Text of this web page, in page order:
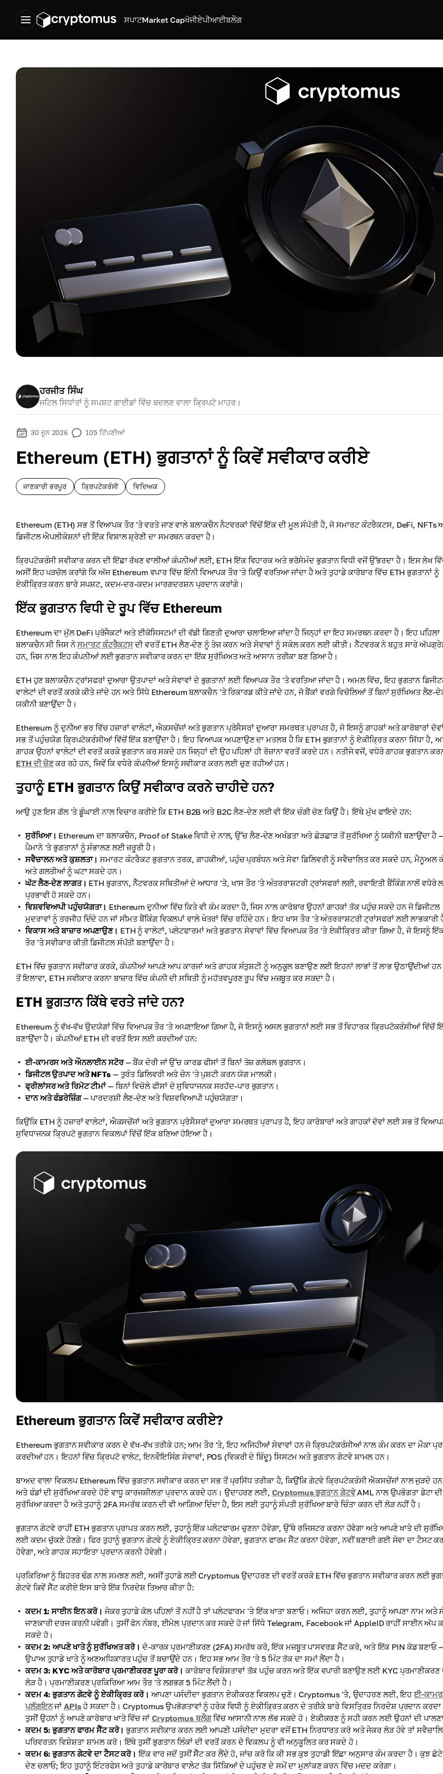
ਸਪਾਟMarket Capਖੋਜੀਏਪੀਆਈਬਲੌਗ
ਹਰਜੀਤ ਸਿੰਘ
ਜਟਿਲ ਸਿਧਾਂਤਾਂ ਨੂੰ ਸਪਸ਼ਟ ਗਾਈਡਾਂ ਵਿੱਚ ਬਦਲਣ ਵਾਲਾ ਕ੍ਰਿਪਟੋ ਮਾਹਰ।
30 ਜੂਨ 2026 105 ਟਿੱਪਣੀਆਂ
Ethereum (ETH) ਭੁਗਤਾਨਾਂ ਨੂੰ ਕਿਵੇਂ ਸਵੀਕਾਰ ਕਰੀਏ
ਜਾਣਕਾਰੀ ਭਰਪੂਰ ਕ੍ਰਿਪਟੋਕਰੰਸੀ ਵਿਦਿਅਕ
Ethereum (ETH) ਸਭ ਤੋਂ ਵਿਆਪਕ ਤੌਰ 'ਤੇ ਵਰਤੇ ਜਾਣ ਵਾਲੇ ਬਲਾਕਚੈਨ ਨੈਟਵਰਕਾਂ ਵਿੱਚੋਂ ਇੱਕ ਦੀ ਮੂਲ ਸੰਪੱਤੀ ਹੈ, ਜੋ ਸਮਾਰਟ ਕੰਟਰੈਕਟਸ, DeFi, NFTs
ਡਿਜੀਟਲ ਐਪਲੀਕੇਸ਼ਨਾਂ ਦੀ ਇੱਕ ਵਿਸ਼ਾਲ ਸ਼੍ਰੇਣੀ ਦਾ ਸਮਰਥਨ ਕਰਦਾ ਹੈ।
ਕ੍ਰਿਪਟੋਕਰੰਸੀ ਸਵੀਕਾਰ ਕਰਨ ਦੀ ਇੱਛਾ ਰੱਖਣ ਵਾਲੀਆਂ ਕੰਪਨੀਆਂ ਲਈ, ETH ਇੱਕ ਵਿਹਾਰਕ ਅਤੇ ਭਰੋਸੇਮੰਦ ਭੁਗਤਾਨ ਵਿਧੀ ਵਜੋਂ ਉੱਭਰਦਾ ਹੈ। ਇਸ ਲੇਖ
ਅਸੀਂ ਇਹ ਪੜਚੋਲ ਕਰਾਂਗੇ ਕਿ ਅੱਜ Ethereum ਵਪਾਰ ਵਿੱਚ ਇੰਨੀ ਵਿਆਪਕ ਤੌਰ 'ਤੇ ਕਿਉਂ ਵਰਤਿਆ ਜਾਂਦਾ ਹੈ ਅਤੇ ਤੁਹਾਡੇ ਕਾਰੋਬਾਰ ਵਿੱਚ ETH ਭੁਗਤਾਨਾਂ ਨੂੰ
ਏਕੀਕ੍ਰਿਤ ਕਰਨ ਬਾਰੇ ਸਪਸ਼ਟ, ਕਦਮ-ਦਰ-ਕਦਮ ਮਾਰਗਦਰਸ਼ਨ ਪ੍ਰਦਾਨ ਕਰਾਂਗੇ।
ਇੱਕ ਭੁਗਤਾਨ ਵਿਧੀ ਦੇ ਰੂਪ ਵਿੱਚ Ethereum
Ethereum ਦਾ ਮੁੱਲ DeFi ਪ੍ਰੋਜੈਕਟਾਂ ਅਤੇ ਈਕੋਸਿਸਟਮਾਂ ਦੀ ਵੱਡੀ ਗਿਣਤੀ ਦੁਆਰਾ ਚਲਾਇਆ ਜਾਂਦਾ ਹੈ ਜਿਨ੍ਹਾਂ ਦਾ ਇਹ ਸਮਰਥਨ ਕਰਦਾ ਹੈ। ਇਹ ਪਹਿਲਾ
ਬਲਾਕਚੈਨ ਸੀ ਜਿਸ ਨੇਸਮਾਰਟ ਕੰਟਰੈਕਟਸਦੀ ਵਰਤੋਂ ETH ਲੈਣ-ਦੇਣ ਨੂੰ ਤੇਜ਼ ਕਰਨ ਅਤੇ ਸੇਵਾਵਾਂ ਨੂੰ ਸਕੇਲ ਕਰਨ ਲਈ ਕੀਤੀ। ਨੈੱਟਵਰਕ ਨੇ ਬਹੁਤ ਸਾਰੇ
ਹਨ, ਜਿਸ ਨਾਲ ਇਹ ਕੰਪਨੀਆਂ ਲਈ ਭੁਗਤਾਨ ਸਵੀਕਾਰ ਕਰਨ ਦਾ ਇੱਕ ਸੁਰੱਖਿਅਤ ਅਤੇ ਆਸਾਨ ਤਰੀਕਾ ਬਣ ਗਿਆ ਹੈ।
ETH ਹੁਣ ਬਲਾਕਚੈਨ ਟ੍ਰਾਂਸਫਰਾਂ ਦੁਆਰਾ ਉਤਪਾਦਾਂ ਅਤੇ ਸੇਵਾਵਾਂ ਦੇ ਭੁਗਤਾਨਾਂ ਲਈ ਵਿਆਪਕ ਤੌਰ 'ਤੇ ਵਰਤਿਆ ਜਾਂਦਾ ਹੈ। ਅਮਲ ਵਿੱਚ, ਇਹ ਭੁਗਤਾਨ
ਵਾਲੇਟਾਂ ਦੀ ਵਰਤੋਂ ਕਰਕੇ ਕੀਤੇ ਜਾਂਦੇ ਹਨ ਅਤੇ ਸਿੱਧੇ Ethereum ਬਲਾਕਚੈਨ 'ਤੇ ਰਿਕਾਰਡ ਕੀਤੇ ਜਾਂਦੇ ਹਨ, ਜੋ ਬੈਂਕਾਂ ਵਰਗੇ ਵਿਚੋਲਿਆਂ ਤੋਂ ਬਿਨਾਂ ਸੁਰੱਖਿਅਤ ਲੈਣ-
ਯਕੀਨੀ ਬਣਾਉਂਦਾ ਹੈ।
Ethereum ਨੂੰ ਦੁਨੀਆ ਭਰ ਵਿੱਚ ਹਜ਼ਾਰਾਂ ਵਾਲੇਟਾਂ, ਐਕਸਚੇਂਜਾਂ ਅਤੇ ਭੁਗਤਾਨ ਪ੍ਰੋਸੈਸਰਾਂ ਦੁਆਰਾ ਸਮਰਥਤ ਪ੍ਰਾਪਤ ਹੈ, ਜੋ ਇਸਨੂੰ ਗਾਹਕਾਂ ਅਤੇ ਕਾਰੋਬਾਰਾਂ
ਸਭ ਤੋਂ ਪਹੁੰਚਯੋਗ ਕ੍ਰਿਪਟੋਕਰੰਸੀਆਂ ਵਿੱਚੋਂ ਇੱਕ ਬਣਾਉਂਦਾ ਹੈ। ਇਹ ਵਿਆਪਕ ਅਪਣਾਉਣ ਦਾ ਮਤਲਬ ਹੈ ਕਿ ETH ਭੁਗਤਾਨਾਂ ਨੂੰ ਏਕੀਕ੍ਰਿਤ ਕਰਨਾ ਸਿੱਧਾ ਹੈ,
ਗਾਹਕ ਉਹਨਾਂ ਵਾਲੇਟਾਂ ਦੀ ਵਰਤੋਂ ਕਰਕੇ ਭੁਗਤਾਨ ਕਰ ਸਕਦੇ ਹਨ ਜਿਨ੍ਹਾਂ ਦੀ ਉਹ ਪਹਿਲਾਂ ਹੀ ਰੋਜ਼ਾਨਾ ਵਰਤੋਂ ਕਰਦੇ ਹਨ। ਨਤੀਜੇ ਵਜੋਂ, ਵਧੇਰੇ ਗਾਹਕ ਭੁਗਤਾਨ
ETH ਦੀ ਚੋਣਕਰ ਰਹੇ ਹਨ, ਜਿਵੇਂ ਕਿ ਵਧੇਰੇ ਕੰਪਨੀਆਂ ਇਸਨੂੰ ਸਵੀਕਾਰ ਕਰਨ ਲਈ ਚੁਣ ਰਹੀਆਂ ਹਨ।
ਤੁਹਾਨੂੰ ETH ਭੁਗਤਾਨ ਕਿਉਂ ਸਵੀਕਾਰ ਕਰਨੇ ਚਾਹੀਦੇ ਹਨ?
ਆਉ ਹੁਣ ਇਸ ਗੱਲ 'ਤੇ ਡੂੰਘਾਈ ਨਾਲ ਵਿਚਾਰ ਕਰੀਏ ਕਿ ETH B2B ਅਤੇ B2C ਲੈਣ-ਦੇਣ ਲਈ ਵੀ ਇੱਕ ਚੰਗੀ ਚੋਣ ਕਿਉਂ ਹੈ। ਇੱਥੇ ਮੁੱਖ ਫਾਇਦੇ ਹਨ:
ਸੁਰੱਖਿਆ। Ethereum ਦਾ ਬਲਾਕਚੈਨ, Proof of Stake ਵਿਧੀ ਦੇ ਨਾਲ, ਉੱਚ ਲੈਣ-ਦੇਣ ਅਖੰਡਤਾ ਅਤੇ ਛੇੜਛਾੜ ਤੋਂ ਸੁਰੱਖਿਆ ਨੂੰ ਯਕੀਨੀ ਬਣਾਉਂਦਾ ਹੈ
ਪੈਮਾਨੇ 'ਤੇ ਭੁਗਤਾਨਾਂ ਨੂੰ ਸੰਭਾਲਣ ਲਈ ਜ਼ਰੂਰੀ ਹੈ।
ਸਵੈਚਾਲਨ ਅਤੇ ਕੁਸ਼ਲਤਾ। ਸਮਾਰਟ ਕੰਟਰੈਕਟ ਭੁਗਤਾਨ ਤਰਕ, ਗਾਹਕੀਆਂ, ਪਹੁੰਚ ਪ੍ਰਬੰਧਨ ਅਤੇ ਸੇਵਾ ਡਿਲਿਵਰੀ ਨੂੰ ਸਵੈਚਾਲਿਤ ਕਰ ਸਕਦੇ ਹਨ, ਮੈਨੂਅਲ
ਅਤੇ ਗਲਤੀਆਂ ਨੂੰ ਘਟਾ ਸਕਦੇ ਹਨ।
ਘੱਟ ਲੈਣ-ਦੇਣ ਲਾਗਤ। ETH ਭੁਗਤਾਨ, ਨੈੱਟਵਰਕ ਸਥਿਤੀਆਂ ਦੇ ਆਧਾਰ 'ਤੇ, ਖਾਸ ਤੌਰ 'ਤੇ ਅੰਤਰਰਾਸ਼ਟਰੀ ਟ੍ਰਾਂਸਫਰਾਂ ਲਈ, ਰਵਾਇਤੀ ਬੈਂਕਿੰਗ ਨਾਲੋਂ ਵਧੇਰੇ
ਪ੍ਰਭਾਵੀ ਹੋ ਸਕਦੇ ਹਨ।
ਵਿਸ਼ਵਵਿਆਪੀ ਪਹੁੰਚਯੋਗਤਾ। Ethereum ਦੁਨੀਆ ਵਿੱਚ ਕਿਤੇ ਵੀ ਕੰਮ ਕਰਦਾ ਹੈ, ਜਿਸ ਨਾਲ ਕਾਰੋਬਾਰ ਉਹਨਾਂ ਗਾਹਕਾਂ ਤੱਕ ਪਹੁੰਚ ਸਕਦੇ ਹਨ ਜੋ ਡਿਜੀਟਲ
ਮੁਦਰਾਵਾਂ ਨੂੰ ਤਰਜੀਹ ਦਿੰਦੇ ਹਨ ਜਾਂ ਸੀਮਤ ਬੈਂਕਿੰਗ ਵਿਕਲਪਾਂ ਵਾਲੇ ਖੇਤਰਾਂ ਵਿੱਚ ਰਹਿੰਦੇ ਹਨ। ਇਹ ਖਾਸ ਤੌਰ 'ਤੇ ਅੰਤਰਰਾਸ਼ਟਰੀ ਟ੍ਰਾਂਸਫਰਾਂ ਲਈ ਲਾਭਕਾਰੀ
ਵਿਕਾਸ ਅਤੇ ਬਾਜ਼ਾਰ ਅਪਣਾਉਣ। ETH ਨੂੰ ਵਾਲੇਟਾਂ, ਪਲੇਟਫਾਰਮਾਂ ਅਤੇ ਭੁਗਤਾਨ ਸੇਵਾਵਾਂ ਵਿੱਚ ਵਿਆਪਕ ਤੌਰ 'ਤੇ ਏਕੀਕ੍ਰਿਤ ਕੀਤਾ ਗਿਆ ਹੈ, ਜੋ ਇਸਨੂੰ
ਤੌਰ 'ਤੇ ਸਵੀਕਾਰ ਕੀਤੀ ਡਿਜੀਟਲ ਸੰਪੱਤੀ ਬਣਾਉਂਦਾ ਹੈ।
ETH ਵਿੱਚ ਭੁਗਤਾਨ ਸਵੀਕਾਰ ਕਰਕੇ, ਕੰਪਨੀਆਂ ਆਪਣੇ ਆਪ ਕਾਰਜਾਂ ਅਤੇ ਗਾਹਕ ਸੰਤੁਸ਼ਟੀ ਨੂੰ ਅਨੁਕੂਲ ਬਣਾਉਣ ਲਈ ਇਹਨਾਂ ਲਾਭਾਂ ਤੋਂ ਲਾਭ ਉਠਾਉਂਦੀਆਂ
ਤੋਂ ਇਲਾਵਾ, ETH ਸਵੀਕਾਰ ਕਰਨਾ ਬਾਜ਼ਾਰ ਵਿੱਚ ਕੰਪਨੀ ਦੀ ਸਥਿਤੀ ਨੂੰ ਮਹੱਤਵਪੂਰਣ ਰੂਪ ਵਿੱਚ ਮਜ਼ਬੂਤ ਕਰ ਸਕਦਾ ਹੈ।
ETH ਭੁਗਤਾਨ ਕਿੱਥੇ ਵਰਤੇ ਜਾਂਦੇ ਹਨ?
Ethereum ਨੂੰ ਵੱਖ-ਵੱਖ ਉਦਯੋਗਾਂ ਵਿੱਚ ਵਿਆਪਕ ਤੌਰ 'ਤੇ ਅਪਣਾਇਆ ਗਿਆ ਹੈ, ਜੋ ਇਸਨੂੰ ਅਸਲ ਭੁਗਤਾਨਾਂ ਲਈ ਸਭ ਤੋਂ ਵਿਹਾਰਕ ਕ੍ਰਿਪਟੋਕਰੰਸੀਆਂ ਵਿੱਚੋਂ
ਬਣਾਉਂਦਾ ਹੈ। ਕੰਪਨੀਆਂ ETH ਦੀ ਵਰਤੋਂ ਇਸ ਲਈ ਕਰਦੀਆਂ ਹਨ:
ਈ-ਕਾਮਰਸ ਅਤੇ ਔਨਲਾਈਨ ਸਟੋਰ— ਬੈਂਕ ਦੇਰੀ ਜਾਂ ਉੱਚ ਕਾਰਡ ਫੀਸਾਂ ਤੋਂ ਬਿਨਾਂ ਤੇਜ਼ ਗਲੋਬਲ ਭੁਗਤਾਨ।
ਡਿਜੀਟਲ ਉਤਪਾਦ ਅਤੇ NFTs— ਤੁਰੰਤ ਡਿਲਿਵਰੀ ਅਤੇ ਚੇਨ 'ਤੇ ਪੁਸ਼ਟੀ ਕਰਨ ਯੋਗ ਮਾਲਕੀ।
ਫ੍ਰੀਲਾਂਸਰ ਅਤੇ ਰਿਮੋਟ ਟੀਮਾਂ— ਬਿਨਾਂ ਵਿਚੋਲੇ ਫੀਸਾਂ ਦੇ ਸੁਵਿਧਾਜਨਕ ਸਰਹੱਦ-ਪਾਰ ਭੁਗਤਾਨ।
ਦਾਨ ਅਤੇ ਫੰਡਰੇਜ਼ਿੰਗ— ਪਾਰਦਰਸ਼ੀ ਲੈਣ-ਦੇਣ ਅਤੇ ਵਿਸ਼ਵਵਿਆਪੀ ਪਹੁੰਚਯੋਗਤਾ।
ਕਿਉਂਕਿ ETH ਨੂੰ ਹਜ਼ਾਰਾਂ ਵਾਲੇਟਾਂ, ਐਕਸਚੇਂਜਾਂ ਅਤੇ ਭੁਗਤਾਨ ਪ੍ਰੋਸੈਸਰਾਂ ਦੁਆਰਾ ਸਮਰਥਤ ਪ੍ਰਾਪਤ ਹੈ, ਇਹ ਕਾਰੋਬਾਰਾਂ ਅਤੇ ਗਾਹਕਾਂ ਦੋਵਾਂ ਲਈ ਸਭ ਤੋਂ
ਸੁਵਿਧਾਜਨਕ ਕ੍ਰਿਪਟੋ ਭੁਗਤਾਨ ਵਿਕਲਪਾਂ ਵਿੱਚੋਂ ਇੱਕ ਬਣਿਆ ਹੋਇਆ ਹੈ।
Ethereum ਭੁਗਤਾਨ ਕਿਵੇਂ ਸਵੀਕਾਰ ਕਰੀਏ?
Ethereum ਭੁਗਤਾਨ ਸਵੀਕਾਰ ਕਰਨ ਦੇ ਵੱਖ-ਵੱਖ ਤਰੀਕੇ ਹਨ; ਆਮ ਤੌਰ 'ਤੇ, ਇਹ ਅਜਿਹੀਆਂ ਸੇਵਾਵਾਂ ਹਨ ਜੋ ਕ੍ਰਿਪਟੋਕਰੰਸੀਆਂ ਨਾਲ ਕੰਮ ਕਰਨ ਦਾ ਮੌਕਾ
ਕਰਦੀਆਂ ਹਨ। ਇਹਨਾਂ ਵਿੱਚ ਕ੍ਰਿਪਟੋ ਵਾਲੇਟ, ਇਨਵੌਇਸਿੰਗ ਸੇਵਾਵਾਂ, POS (ਵਿਕਰੀ ਦੇ ਬਿੰਦੂ) ਸਿਸਟਮ ਅਤੇ ਭੁਗਤਾਨ ਗੇਟਵੇ ਸ਼ਾਮਲ ਹਨ।
ਬਾਅਦ ਵਾਲਾ ਵਿਕਲਪ Ethereum ਵਿੱਚ ਭੁਗਤਾਨ ਸਵੀਕਾਰ ਕਰਨ ਦਾ ਸਭ ਤੋਂ ਪ੍ਰਸਿੱਧ ਤਰੀਕਾ ਹੈ, ਕਿਉਂਕਿ ਗੇਟਵੇ ਕ੍ਰਿਪਟੋਕਰੰਸੀ ਐਕਸਚੇਂਜਾਂ ਨਾਲ ਜੁੜਦੇ
ਅਤੇ ਫੰਡਾਂ ਦੀ ਸੁਰੱਖਿਆ ਕਰਦੇ ਹੋਏ ਵਾਧੂ ਕਾਰਜਸ਼ੀਲਤਾ ਪ੍ਰਦਾਨ ਕਰਦੇ ਹਨ। ਉਦਾਹਰਣ ਲਈ, Cryptomus ਭੁਗਤਾਨ ਗੇਟਵੇAML ਨਾਲ ਉਪਭੋਗਤਾ ਡੇਟਾ ਦੀ
ਸੁਰੱਖਿਆ ਕਰਦਾ ਹੈ ਅਤੇ ਤੁਹਾਨੂੰ 2FA ਸਮਰੱਥ ਕਰਨ ਦੀ ਵੀ ਆਗਿਆ ਦਿੰਦਾ ਹੈ, ਇਸ ਲਈ ਤੁਹਾਨੂੰ ਸੰਪਤੀ ਸੁਰੱਖਿਆ ਬਾਰੇ ਚਿੰਤਾ ਕਰਨ ਦੀ ਲੋੜ ਨਹੀਂ ਹੈ।
ਭੁਗਤਾਨ ਗੇਟਵੇ ਰਾਹੀਂ ETH ਭੁਗਤਾਨ ਪ੍ਰਾਪਤ ਕਰਨ ਲਈ, ਤੁਹਾਨੂੰ ਇੱਕ ਪਲੇਟਫਾਰਮ ਚੁਣਨਾ ਹੋਵੇਗਾ, ਉੱਥੇ ਰਜਿਸਟਰ ਕਰਨਾ ਹੋਵੇਗਾ ਅਤੇ ਆਪਣੇ ਖਾਤੇ ਦੀ
ਲਈ ਕਦਮ ਚੁੱਕਣੇ ਹੋਣਗੇ। ਫਿਰ ਤੁਹਾਨੂੰ ਭੁਗਤਾਨ ਗੇਟਵੇ ਨੂੰ ਏਕੀਕ੍ਰਿਤ ਕਰਨਾ ਹੋਵੇਗਾ, ਭੁਗਤਾਨ ਫਾਰਮ ਸੈੱਟ ਕਰਨਾ ਹੋਵੇਗਾ, ਨਵੀਂ ਬਣਾਈ ਗਈ ਸੇਵਾ ਦਾ ਟੈਸਟ
ਹੋਵੇਗਾ, ਅਤੇ ਗਾਹਕ ਸਹਾਇਤਾ ਪ੍ਰਦਾਨ ਕਰਨੀ ਹੋਵੇਗੀ।
ਪ੍ਰਕਿਰਿਆ ਨੂੰ ਬਿਹਤਰ ਢੰਗ ਨਾਲ ਸਮਝਣ ਲਈ, ਅਸੀਂ ਤੁਹਾਡੇ ਲਈ Cryptomus ਉਦਾਹਰਣ ਦੀ ਵਰਤੋਂ ਕਰਕੇ ETH ਵਿੱਚ ਭੁਗਤਾਨ ਸਵੀਕਾਰ ਕਰਨ ਲਈ
ਗੇਟਵੇ ਕਿਵੇਂ ਸੈੱਟ ਕਰੀਏ ਇਸ ਬਾਰੇ ਇੱਕ ਨਿਰਦੇਸ਼ ਤਿਆਰ ਕੀਤਾ ਹੈ:
ਕਦਮ 1: ਸਾਈਨ ਇਨ ਕਰੋ। ਜੇਕਰ ਤੁਹਾਡੇ ਕੋਲ ਪਹਿਲਾਂ ਤੋਂ ਨਹੀਂ ਹੈ ਤਾਂ ਪਲੇਟਫਾਰਮ 'ਤੇ ਇੱਕ ਖਾਤਾ ਬਣਾਓ। ਅਜਿਹਾ ਕਰਨ ਲਈ, ਤੁਹਾਨੂੰ ਆਪਣਾ ਨਾਮ ਅਤੇ
ਜਾਣਕਾਰੀ ਦਰਜ ਕਰਨੀ ਪਵੇਗੀ। ਤੁਸੀਂ ਫੋਨ ਨੰਬਰ, ਈਮੇਲ ਪ੍ਰਦਾਨ ਕਰ ਸਕਦੇ ਹੋ ਜਾਂ ਸਿੱਧੇ Telegram, Facebook ਜਾਂ AppleID ਰਾਹੀਂ ਸਾਈਨ ਅੱਪ
ਸਕਦੇ ਹੋ।
ਕਦਮ 2: ਆਪਣੇ ਖਾਤੇ ਨੂੰ ਸੁਰੱਖਿਅਤ ਕਰੋ। ਦੋ-ਕਾਰਕ ਪ੍ਰਮਾਣੀਕਰਣ (2FA) ਸਮਰੱਥ ਕਰੋ, ਇੱਕ ਮਜ਼ਬੂਤ ਪਾਸਵਰਡ ਸੈੱਟ ਕਰੋ, ਅਤੇ ਇੱਕ PIN ਕੋਡ ਬਣਾਓ
ਉਪਾਅ ਤੁਹਾਡੇ ਖਾਤੇ ਨੂੰ ਅਣਅਧਿਕਾਰਤ ਪਹੁੰਚ ਤੋਂ ਬਚਾਉਂਦੇ ਹਨ। ਇਹ ਸਭ ਆਮ ਤੌਰ 'ਤੇ 5 ਮਿੰਟ ਤੱਕ ਦਾ ਸਮਾਂ ਲੈਂਦਾ ਹੈ।
ਕਦਮ 3: KYC ਅਤੇ ਕਾਰੋਬਾਰ ਪ੍ਰਮਾਣੀਕਰਣ ਪੂਰਾ ਕਰੋ। ਕਾਰੋਬਾਰ ਵਿਸ਼ੇਸ਼ਤਾਵਾਂ ਤੱਕ ਪਹੁੰਚ ਕਰਨ ਅਤੇ ਇੱਕ ਵਪਾਰੀ ਬਣਾਉਣ ਲਈ KYC ਪ੍ਰਮਾਣੀਕਰਣ
ਲੋੜ ਹੈ। ਪ੍ਰਮਾਣੀਕਰਣ ਪ੍ਰਕਿਰਿਆ ਆਮ ਤੌਰ 'ਤੇ ਲਗਭਗ 5 ਮਿੰਟ ਲੈਂਦੀ ਹੈ।
ਕਦਮ 4: ਭੁਗਤਾਨ ਗੇਟਵੇ ਨੂੰ ਏਕੀਕ੍ਰਿਤ ਕਰੋ। ਆਪਣਾ ਪਸੰਦੀਦਾ ਭੁਗਤਾਨ ਏਕੀਕਰਣ ਵਿਕਲਪ ਚੁਣੋ। Cryptomus 'ਤੇ, ਉਦਾਹਰਣ ਲਈ, ਇਹਈ-
ਪਲੱਗਇਨਜਾਂAPIsਹੋ ਸਕਦਾ ਹੈ। Cryptomus ਉਪਭੋਗਤਾਵਾਂ ਨੂੰ ਹਰੇਕ ਵਿਧੀ ਨੂੰ ਏਕੀਕ੍ਰਿਤ ਕਰਨ ਦੇ ਤਰੀਕੇ ਬਾਰੇ ਵਿਸਤ੍ਰਿਤ ਨਿਰਦੇਸ਼ ਪ੍ਰਦਾਨ ਕਰਦਾ
ਤੁਸੀਂ ਉਹਨਾਂ ਨੂੰ ਆਪਣੇ ਕਾਰੋਬਾਰ ਖਾਤੇ ਵਿੱਚ ਜਾਂ Cryptomus ਬਲੌਗਵਿੱਚ ਆਸਾਨੀ ਨਾਲ ਲੱਭ ਸਕਦੇ ਹੋ। ਏਕੀਕਰਣ ਨੂੰ ਸਹੀ ਕਰਨ ਲਈ ਉਹਨਾਂ ਦੀ
ਕਦਮ 5: ਭੁਗਤਾਨ ਫਾਰਮ ਸੈੱਟ ਕਰੋ। ਭੁਗਤਾਨ ਸਵੀਕਾਰ ਕਰਨ ਲਈ ਆਪਣੀ ਪਸੰਦੀਦਾ ਮੁਦਰਾ ਵਜੋਂ ETH ਨਿਰਧਾਰਤ ਕਰੋ ਅਤੇ ਜੇਕਰ ਲੋੜ ਹੋਵੇ ਤਾਂ
ਪਰਿਵਰਤਨ ਵਿਸ਼ੇਸ਼ਤਾ ਸ਼ਾਮਲ ਕਰੋ। ਇੱਥੇ ਤੁਸੀਂ ਭੁਗਤਾਨ ਲਿੰਕਾਂ ਦੀ ਵਰਤੋਂ ਕਰਨ ਦੇ ਵਿਕਲਪ ਨੂੰ ਵੀ ਅਨੁਕੂਲਿਤ ਕਰ ਸਕਦੇ ਹੋ।
ਕਦਮ 6: ਭੁਗਤਾਨ ਗੇਟਵੇ ਦਾ ਟੈਸਟ ਕਰੋ। ਇੱਕ ਵਾਰ ਜਦੋਂ ਤੁਸੀਂ ਸੈੱਟ ਕਰ ਲੈਂਦੇ ਹੋ, ਜਾਂਚ ਕਰੋ ਕਿ ਕੀ ਸਭ ਕੁਝ ਤੁਹਾਡੀ ਇੱਛਾ ਅਨੁਸਾਰ ਕੰਮ ਕਰਦਾ ਹੈ। ਕੁਝ
ਦੇਣ ਚਲਾਓ; ਇਹ ਤੁਹਾਨੂੰ ਇੰਟਰਫੇਸ ਅਤੇ ਤੁਹਾਡੇ ਕਾਰੋਬਾਰ ਵਾਲੇਟ ਤੱਕ ਸਿੱਕਿਆਂ ਦੇ ਪਹੁੰਚਣ ਦੇ ਸਮੇਂ ਦਾ ਮੁਲਾਂਕਣ ਕਰਨ ਵਿੱਚ ਮਦਦ ਕਰੇਗਾ।